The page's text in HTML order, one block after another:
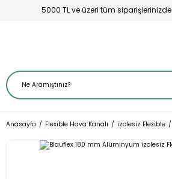
5000 TL ve üzeri tüm siparişlerinizde
Anasayfa Flexible Hava Kanalı izolesiz Flexible